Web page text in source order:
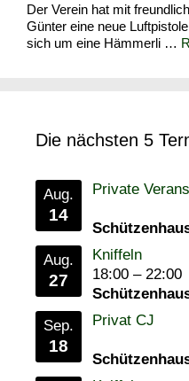
Der Verein hat mit
Günter eine neue
sich um eine Hämmerli …
Die nächsten 5
Aug.
14
Private
Aug.
27
Kniffeln
18:00 – 22:00
Sep.
18
Privat CJ